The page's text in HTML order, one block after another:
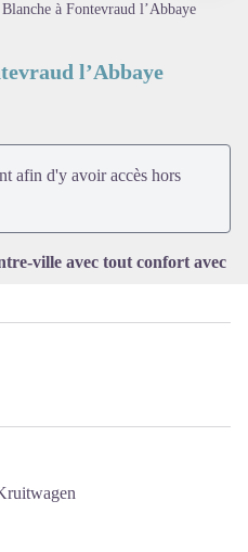
à Fontevraud l’Abbaye
l’Abbaye
afin d'y avoir accès hors
ville avec tout confort avec